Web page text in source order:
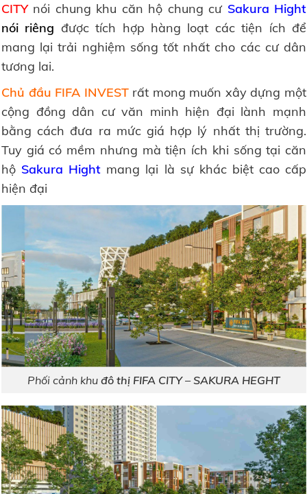
CITY nói chung khu căn hộ chung cư Sakura Hight
nói riêng được tích hợp hàng loạt các tiện ích để
mang lại trải nghiệm sống tốt nhất cho các cư dân
tương lai.
Chủ đầu FIFA INVESTrất mong muốn xây dựng một
cộng đồng dân cư văn minh hiện đại lành mạnh
bằng cách đưa ra mức giá hợp lý nhất thị trường.
Tuy giá có mềm nhưng mà tiện ích khi sống tại căn
hộ Sakura Hight mang lại là sự khác biệt cao cấp
hiện đại
Phối cảnh khu đô thị FIFA CITY – SAKURA HEGHT